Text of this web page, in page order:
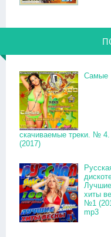
Самые
скачиваемые треки. № 4.
(2017)
Лучшие
хиты
№1
mp3